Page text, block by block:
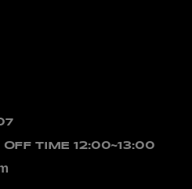
OFF TIME 12:00~13:00